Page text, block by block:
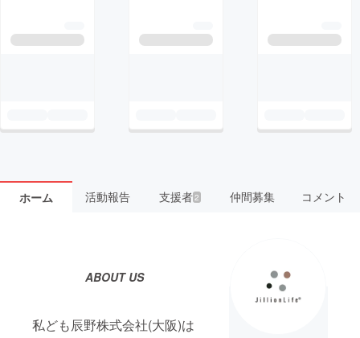
ホーム 活動報告 支援者 2 仲間募集 コメント
ABOUT US
私ども辰野株式会社(大阪)は